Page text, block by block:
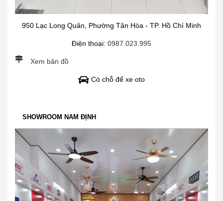
950 Lạc Long Quân, Phường Tân Hòa - TP. Hồ Chí Minh
Điện thoại: 0987.023.995
Xem bản đồ
Có chỗ để xe oto
SHOWROOM NAM ĐỊNH